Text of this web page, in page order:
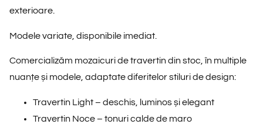
exterioare.
Modele variate, disponibile imediat.
Comercializăm mozaicuri de travertin din stoc, în multiple
nuanțe și modele, adaptate diferitelor stiluri de design:
Travertin Light – deschis, luminos și elegant
Travertin Noce – tonuri calde de maro